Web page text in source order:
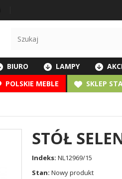
BIURO LAMPY
POLSKIE MEBLE
SKLEP
STÓŁ
Indeks: NL12969/15
Stan: Nowy produkt